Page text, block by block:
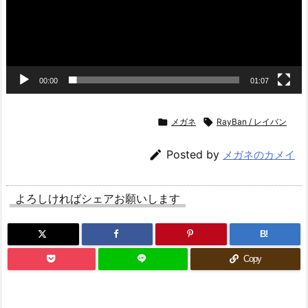
00:00 01:07
 メガネ  RayBan / レイバン
 Posted by メガネのカメイ
よろしければシェアお願いします
B!
Copy